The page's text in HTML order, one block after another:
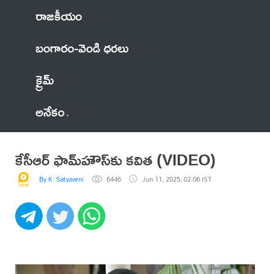
రాజకీయం
బంగారం-వెండి ధరలు
క్రైమ్
అనేకం
కేసీఆర్ ఫామ్‌హౌస్‌కు కవిత (VIDEO)
By K. Satyaveni 6446 Jun 11, 2025, 02:06 IST